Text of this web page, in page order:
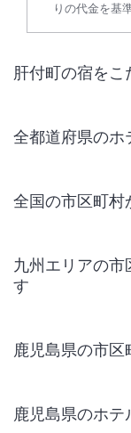
りの代金を基
肝付町の宿を
全都道府県のホ
全国の市区町村
九州エリアの市
す
鹿児島県の市
鹿児島県のホ